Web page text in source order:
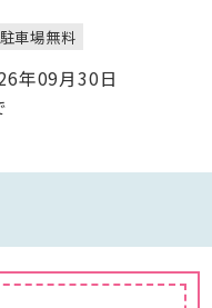
駐車場無料
年09月30日